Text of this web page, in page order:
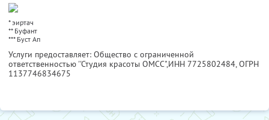
* эиртач
** Буфант
*** Буст Ап
Услуги предоставляет: Общество с ограниченной
ответственностью ''Студия красоты ОМСС",ИНН 7725802484, ОГРН
1137746834675